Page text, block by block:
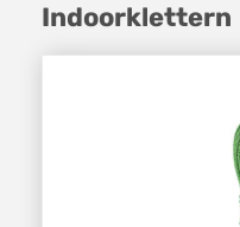
Indoorklettern